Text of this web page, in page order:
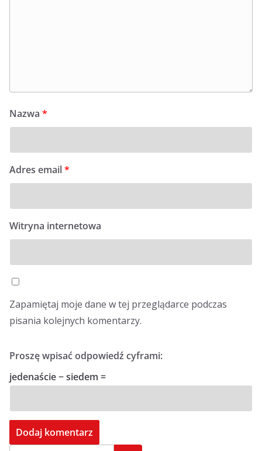
Nazwa *
Adres email*
Witryna internetowa
Zapamiętaj moje dane w tej przeglądarce podczas
pisania kolejnych komentarzy.
Proszę wpisać odpowiedź cyframi:
jedenaście − siedem =